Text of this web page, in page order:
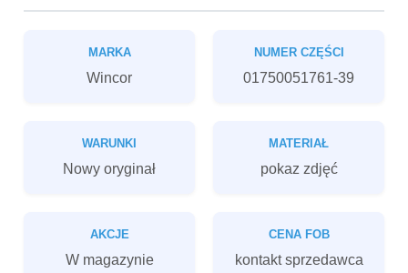
MARKA
Wincor
NUMER CZĘŚCI
01750051761-39
WARUNKI
Nowy oryginał
MATERIAŁ
pokaz zdjęć
AKCJE
W magazynie
CENA FOB
kontakt sprzedawca